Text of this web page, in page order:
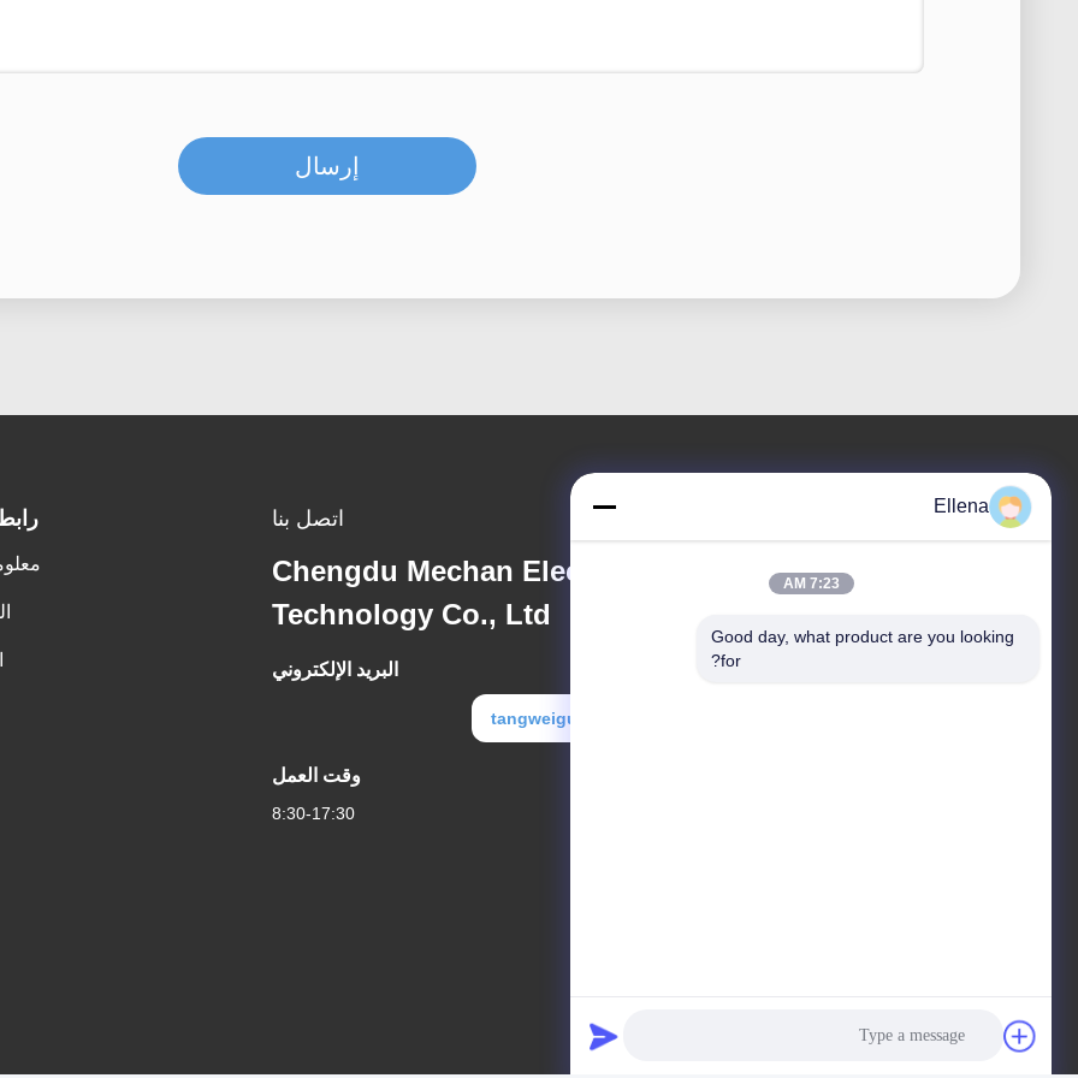
إرسال
اتصل بنا
Chengdu Mechan Electronic
Technology Co., Ltd
البريد الإلكتروني
tangweiguo@nanosmedical.com
وقت العمل
8:30-17:30
Ellena
7:23 AM
Good day, what product are you looking
for?